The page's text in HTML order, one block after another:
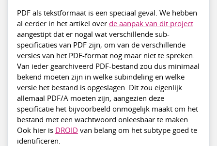
PDF als tekstformaat is een speciaal geval. We hebben
al eerder in het artikel over de aanpak van dit project
aangestipt dat er nogal wat verschillende sub-
specificaties van PDF zijn, om van de verschillende
versies van het PDF-format nog maar niet te spreken.
Van ieder gearchiveerd PDF-bestand zou dus minimaal
bekend moeten zijn in welke subindeling en welke
versie het bestand is opgeslagen. Dit zou eigenlijk
allemaal PDF/A moeten zijn, aangezien deze
specificatie het bijvoorbeeld onmogelijk maakt om het
bestand met een wachtwoord onleesbaar te maken.
Ook hier is DROID van belang om het subtype goed te
identificeren.